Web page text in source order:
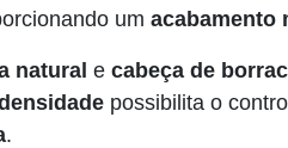
um acabamento
natural e cabeça de
possibilita o
.